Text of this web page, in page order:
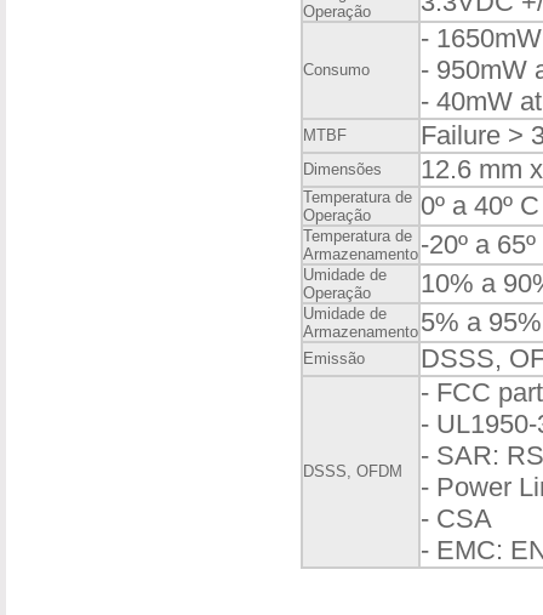
Operação
Consumo
-
- 950mW
- 40mW
MTBF Failure >
Dimensões 12.6 mm
Temperatura de
Operação
0º a 40º C
Temperatura de
Armazenamento -20º a
Umidade de
Operação
10% a
Umidade de
Armazenamento 5% a
Emissão DSSS,
DSSS, OFDM
- FCC
-
- SAR:
- Power
- CSA
- EMC: